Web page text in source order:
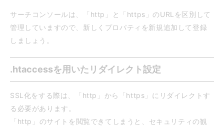
サーチコンソールは、「http」と「https」のURLを区別して
管理していますので、新しくプロパティを新規追加して登録
しましょう。
.htaccessを用いたリダイレクト設定
SSL化をする際は、「http」から「https」にリダイレクトす
る必要があります。
「http」のサイトを閲覧できてしまうと、セキュリティの観